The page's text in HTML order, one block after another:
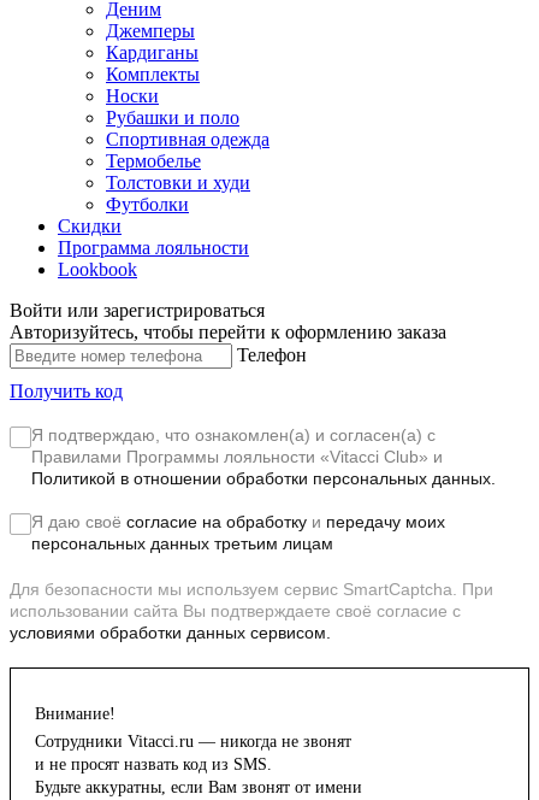
Деним
Джемперы
Кардиганы
Комплекты
Носки
Рубашки и поло
Спортивная одежда
Термобелье
Толстовки и худи
Футболки
Скидки
Программа лояльности
Lookbook
Войти или зарегистрироваться
Авторизуйтесь, чтобы перейти к оформлению заказа
Телефон
Получить код
Я подтверждаю, что ознакомлен(а) и согласен(а) с
Правилами Программы лояльности «Vitacci Club» и
Политикой в отношении обработки персональных данных.
Я даю своё согласие на обработку и передачу моих
персональных данных третьим лицам
Для безопасности мы используем сервис SmartCaptcha. При
использовании сайта Вы подтверждаете своё согласие с
условиями обработки данных сервисом.
Внимание!
Сотрудники Vitacci.ru — никогда не звонят
и не просят назвать код из SMS.
Будьте аккуратны, если Вам звонят от имени